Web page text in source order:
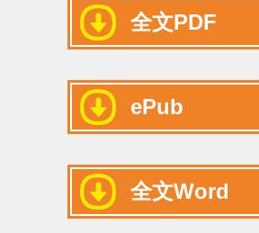
全文PDF
ePub
全文Word